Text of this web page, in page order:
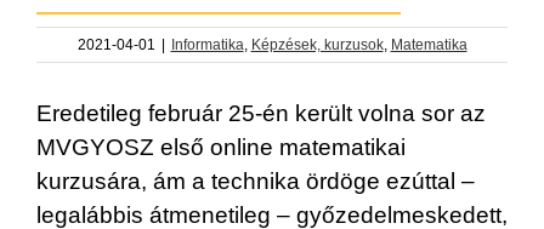
2021-04-01 | Informatika, Képzések, kurzusok, Matematika
Eredetileg február 25-én került volna sor az
MVGYOSZ első online matematikai
kurzusára, ám a technika ördöge ezúttal –
legalábbis átmenetileg – győzedelmeskedett,